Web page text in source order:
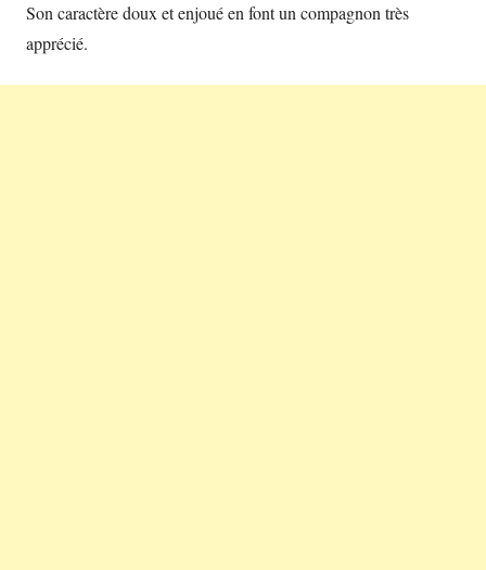
Son caractère doux et enjoué en font un compagnon très
apprécié.